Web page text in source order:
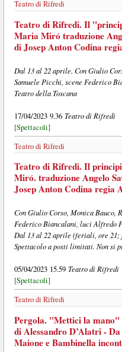
Teatro di Rifredi
Teatro di Rifredi. Il
Maria Miró traduzione
di Josep Anton Codina
Dal 13 al 22 aprile. Con Giulio
Samuele Picchi, scene Federico
Teatro della Toscana
17/04/2023 9.36 Teatro di Rifredi
[Spettacoli]
Teatro di Rifredi
Teatro di Rifredi. Il
Miró. traduzione Angelo
Josep Anton Codina regia
Con Giulio Corso, Monica Bauco,
Federico Biancalani, luci Alfredo
Dal 13 al 22 aprile (feriali, ore
Spettacolo a posti limitati. Non si
05/04/2023 15.59 Teatro di Rifredi
[Spettacoli]
Teatro di Rifredi
Pergola. "Mettici la
di Alessandro D’Alatri -
Maione e Bambinella